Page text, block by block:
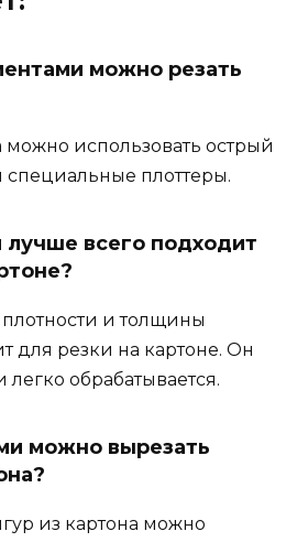
можно резать
можно использовать острый
плоттеры.
лучше всего подходит
и толщины
для резки на картоне. Он
обрабатывается.
можно вырезать
из картона можно